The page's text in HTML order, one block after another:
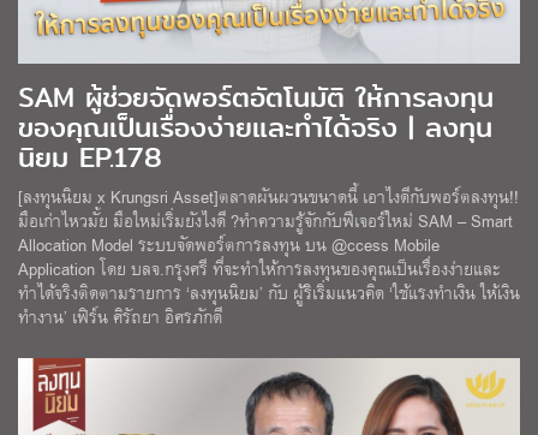
SAM ผู้ช่วยจัดพอร์ตอัตโนมัติ ให้การลงทุน
ของคุณเป็นเรื่องง่ายและทำได้จริง | ลงทุน
นิยม EP.178
[ลงทุนนิยม x Krungsri Asset]ตลาดผันผวนขนาดนี้ เอาไงดีกับพอร์ตลงทุน!!
มือเก่าไหวมั้ย มือใหม่เริ่มยังไงดี ?ทำความรู้จักกับฟีเจอร์ใหม่ SAM – Smart
Allocation Model ระบบจัดพอร์ตการลงทุน บน @ccess Mobile
Application โดย บลจ.กรุงศรี ที่จะทำให้การลงทุนของคุณเป็นเรื่องง่ายและ
ทำได้จริงติดตามรายการ ‘ลงทุนนิยม’ กับ ผู้ริเริ่มแนวคิด ‘ใช้แรงทำเงิน ให้เงิน
ทำงาน’ เฟิร์น ศิรัถยา อิศรภักดี